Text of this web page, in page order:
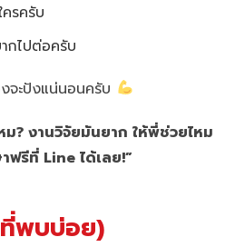
รครับ
กไปต่อครับ
จะปังแน่นอนครับ
ม? งานวิจัยมันยาก ให้พี่ช่วยไหม
ฟรีที่ Line ได้เลย!”
ที่พบบ่อย)